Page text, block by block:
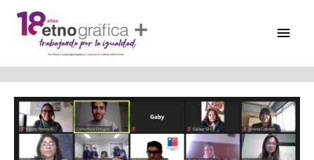
content
navigation